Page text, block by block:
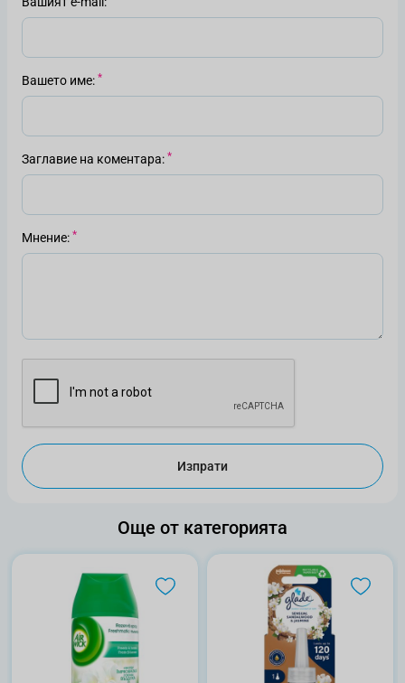
Вашето име
Заглавие на коментара
Мнение
Изпрати
Още от категорията